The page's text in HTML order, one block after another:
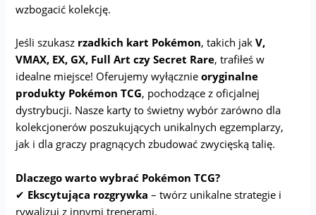
wzbogacić kolekcję.
Jeśli szukasz rzadkich kart Pokémon, takich jakV,
VMAX, EX, GX, Full Art czy Secret Rare, trafiłeś w
idealne miejsce! Oferujemy wyłącznieoryginalne
produkty Pokémon TCG, pochodzące z oficjalnej
dystrybucji. Nasze karty to świetny wybór zarówno dla
kolekcjonerów poszukujących unikalnych egzemplarzy,
jak i dla graczy pragnących zbudować zwycięską talię.
Dlaczego warto wybrać Pokémon TCG?
✔ Ekscytująca rozgrywka – twórz unikalne strategie i
rywalizuj z innymi trenerami.